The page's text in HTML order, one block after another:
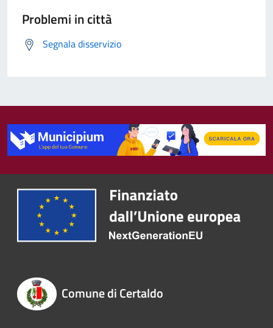
Problemi in città
Segnala disservizio
Comune di Certaldo